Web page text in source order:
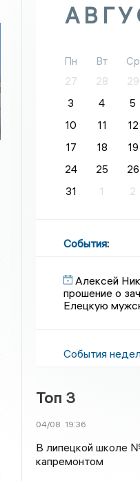
Пн Вт Ср
27
28 29
3
4 5
10
11 12
17
18 19
24
25 26
31
1 2
События:
Алексей
прошение о
Елецкую
События
Топ 3
04/08 19:36
В липецкой школе
капремонтом